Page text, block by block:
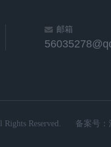
邮箱
Reserved. 备案号：